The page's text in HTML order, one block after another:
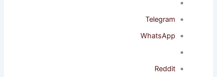
Telegram
WhatsApp
Reddit